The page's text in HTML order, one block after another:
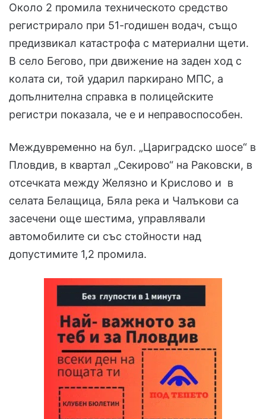
Около 2 промила техническото средство
регистрирало при 51-годишен водач, също
предизвикал катастрофа с материални щети.
В село Бегово, при движение на заден ход с
колата си, той ударил паркирано МПС, а
допълнителна справка в полицейските
регистри показала, че е и неправоспособен.
Междувременно на бул. „Цариградско шосе“ в
Пловдив, в квартал „Секирово“ на Раковски, в
отсечката между Желязно и Крислово и в
селата Белащица, Бяла река и Чалъкови са
засечени още шестима, управлявали
автомобилите си със стойности над
допустимите 1,2 промила.